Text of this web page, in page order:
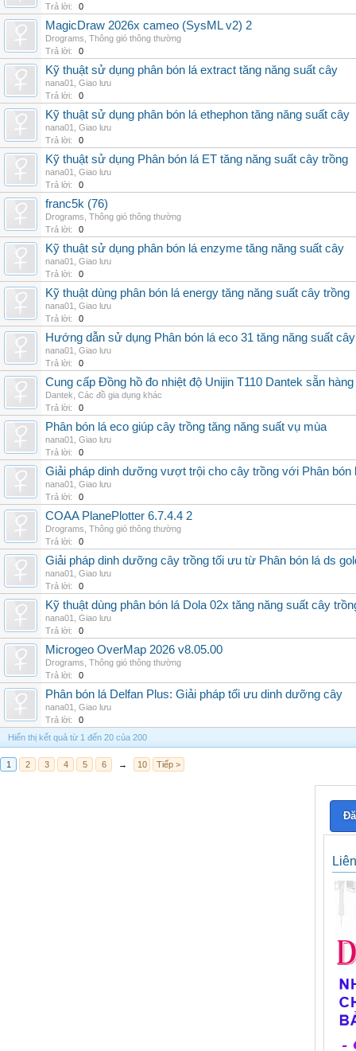
Trả lời:
0
MagicDraw 2026x cameo (SysML v2) 2
Drograms Thông gió thông thường
Trả lời:
0
Kỹ thuật sử dụng phân bón lá extract tăng năng suất cây
nana01
Giao lưu
Trả lời:
0
Kỹ thuật sử dụng phân bón lá ethephon tăng năng suất cây
nana01
Giao lưu
Trả lời:
0
Kỹ thuật sử dụng Phân bón lá ET tăng năng suất cây trồng
nana01
Giao lưu
Trả lời:
0
franc5k (76)
Drograms Thông gió thông thường
Trả lời:
0
Kỹ thuật sử dụng phân bón lá enzyme tăng năng suất cây
nana01
Giao lưu
Trả lời:
0
Kỹ thuật dùng phân bón lá energy tăng năng suất cây trồng
nana01
Giao lưu
Trả lời:
0
Hướng dẫn sử dụng Phân bón lá eco 31 tăng năng suất cây
nana01
Giao lưu
Trả lời:
0
Cung cấp Đồng hồ đo nhiệt độ Unijin T110 Dantek sẵn
Dantek Các đồ gia dụng khác
Trả lời:
0
Phân bón lá eco giúp cây trồng tăng năng suất vụ mùa
nana01
Giao lưu
Trả lời:
0
Giải pháp dinh dưỡng vượt trội cho cây trồng với Phân bón
nana01
Giao lưu
Trả lời:
0
COAA PlanePlotter 6.7.4.4 2
Drograms Thông gió thông thường
Trả lời:
0
Giải pháp dinh dưỡng cây trồng tối ưu từ Phân bón lá ds
nana01
Giao lưu
Trả lời:
0
Kỹ thuật dùng phân bón lá Dola 02x tăng năng suất cây
nana01
Giao lưu
Trả lời:
0
Microgeo OverMap 2026 v8.05.00
Drograms Thông gió thông thường
Trả lời:
0
Phân bón lá Delfan Plus: Giải pháp tối ưu dinh dưỡng cây
nana01
Giao lưu
Trả lời:
0
Hiển thị kết quả từ 1 đến 20 của 200
1 2 3 4 5 6 → 10 Tiếp >